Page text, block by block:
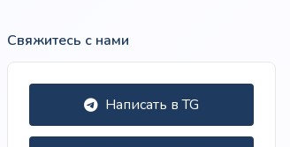
Свяжитесь с нами
Написать в TG